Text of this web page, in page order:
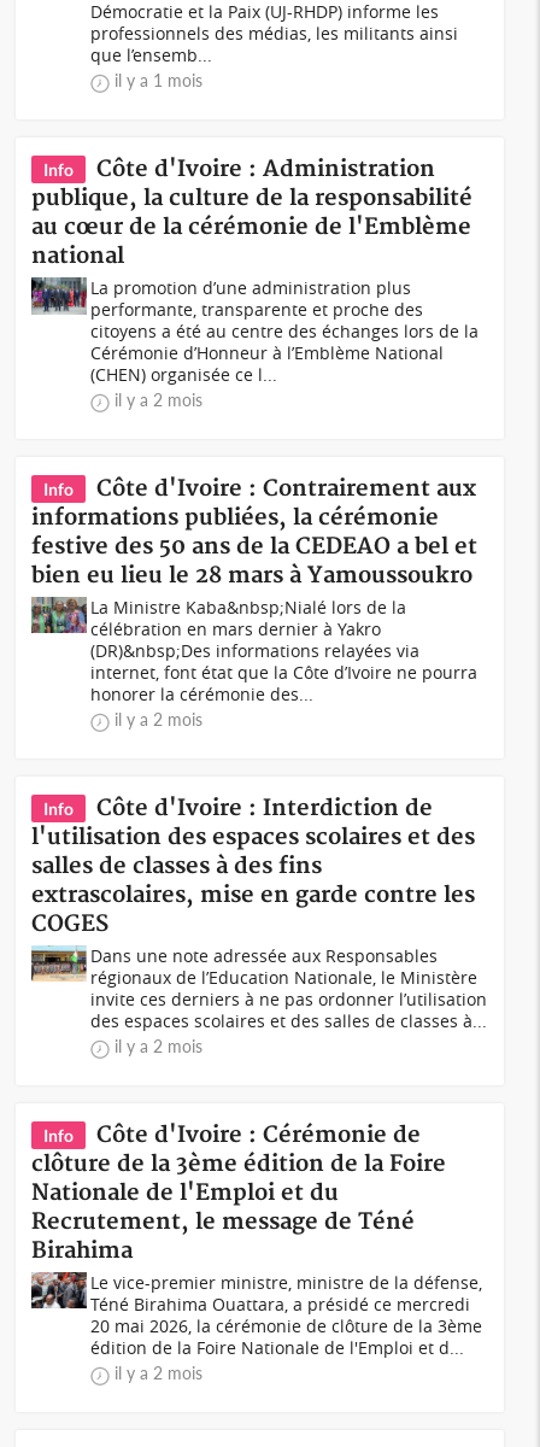
Démocratie et la Paix (UJ-RHDP) informe les
professionnels des médias, les militants ainsi
que l’ensemb...
il y a 1 mois
Info
Côte d'Ivoire : Administration
publique, la culture de la responsabilité
au cœur de la cérémonie de l'Emblème
national
La promotion d’une administration plus
performante, transparente et proche des
citoyens a été au centre des échanges lors de la
Cérémonie d’Honneur à l’Emblème National
(CHEN) organisée ce l...
il y a 2 mois
Info
Côte d'Ivoire : Contrairement aux
informations publiées, la cérémonie
festive des 50 ans de la CEDEAO a bel et
bien eu lieu le 28 mars à Yamoussoukro
La Ministre Kaba&nbsp;Nialé lors de la
célébration en mars dernier à Yakro
(DR)&nbsp;Des informations relayées via
internet, font état que la Côte d’Ivoire ne pourra
honorer la cérémonie des...
il y a 2 mois
Info
Côte d'Ivoire : Interdiction de
l'utilisation des espaces scolaires et des
salles de classes à des fins
extrascolaires, mise en garde contre les
COGES
Dans une note adressée aux Responsables
régionaux de l’Education Nationale, le Ministère
invite ces derniers à ne pas ordonner l’utilisation
des espaces scolaires et des salles de classes à...
il y a 2 mois
Info
Côte d'Ivoire : Cérémonie de
clôture de la 3ème édition de la Foire
Nationale de l'Emploi et du
Recrutement, le message de Téné
Birahima
Le vice-premier ministre, ministre de la défense,
Téné Birahima Ouattara, a présidé ce mercredi
20 mai 2026, la cérémonie de clôture de la 3ème
édition de la Foire Nationale de l'Emploi et d...
il y a 2 mois